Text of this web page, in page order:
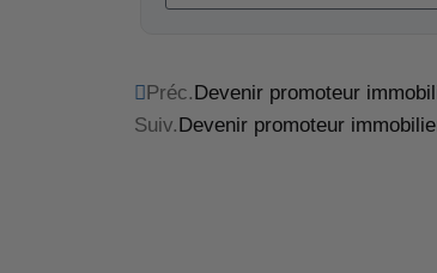
Préc.Devenir promoteur
Suiv.Devenir promoteur